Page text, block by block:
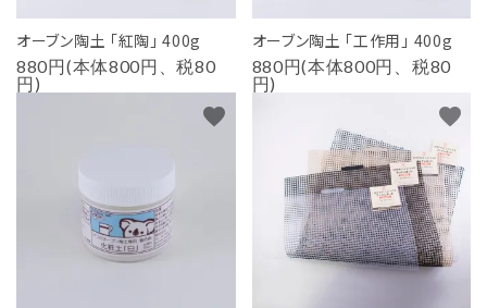
オーブン陶土 「紅陶」 400g
880円(本体800円、税80
円)
オーブン陶土 「工作用」 400g
880円(本体800円、税80
円)
favorite favorite